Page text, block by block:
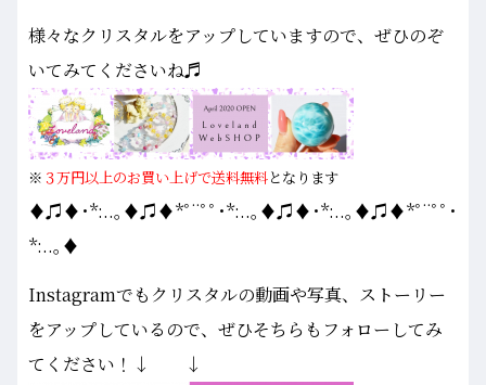
様々なクリスタルをアップしていますので、ぜひのぞ
いてみてくださいね♬
※ ３万円以上のお買い上げで送料無料となります
♦♫♦･*:..｡♦♫♦*ﾟ¨ﾟﾟ･*:..｡♦♫♦･*:..｡♦♫♦*ﾟ¨ﾟﾟ･
*:..｡♦
Instagramでもクリスタルの動画や写真、ストーリー
をアップしているので、ぜひそちらもフォローしてみ
てください！↓ ↓